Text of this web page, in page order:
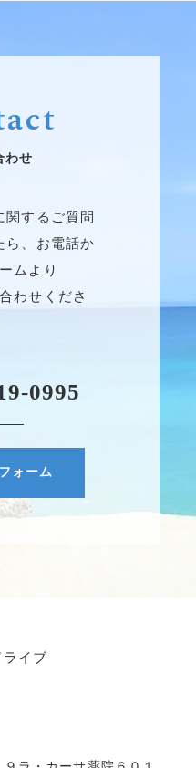
わせ
関するご質問
ら、お電話か
ムより
わせくださ
0995
ォーム
イブ